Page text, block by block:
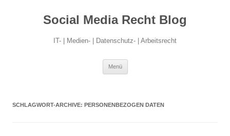
Social Media Recht Blog
IT- | Medien- | Datenschutz- | Arbeitsrecht
Menü
SCHLAGWORT-ARCHIVE: PERSONENBEZOGEN DATEN